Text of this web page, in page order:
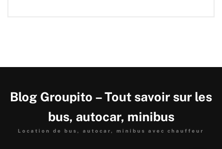
Blog Groupito – Tout savoir sur les
bus, autocar, minibus
Location de bus, autocar, minibus avec chauffeur